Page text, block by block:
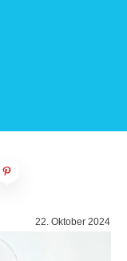
22. Oktober 2024